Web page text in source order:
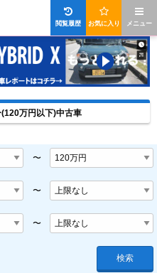
メニュー
お気に入り
閲覧履歴
万円以下)中古車
〜
〜
〜
検索